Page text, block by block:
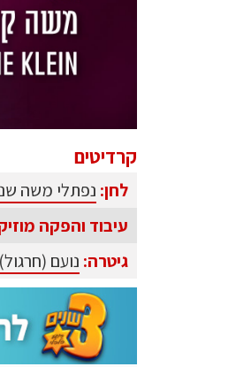
קרדיטים
לחן: נפתלי משה
עיבוד והפקה
גיטרה: נועם